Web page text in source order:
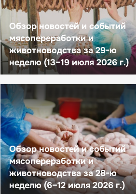
Обзор новостей и событий
мясопереработки и
животноводства за 29-ю
неделю (13–19 июля 2026 г.)
Обзор новостей и событий
мясопереработки и
животноводства за 28-ю
неделю (6–12 июля 2026 г.)